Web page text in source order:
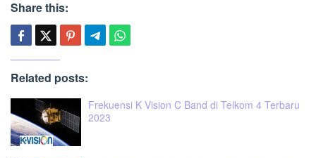
Share this:
Related posts:
Frekuensi K Vision C Band di Telkom 4 Terbaru
2023